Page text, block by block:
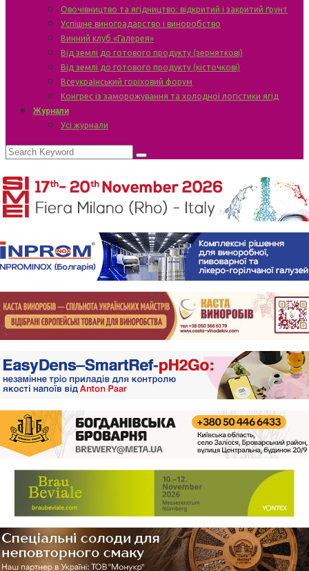
Овочівництво та ягідництво: відкритий і закритий ґрунт
Успішне виноградарство і виноробство
Винний клуб «Галерея»
Від землі до готового продукту (зерняткові)
Від землі до готового продукту (кісточкові)
Всеукраїнський горіховий форум
Конгрес із заморожування та холодної логістики ягід
Журнали
Усі журнали